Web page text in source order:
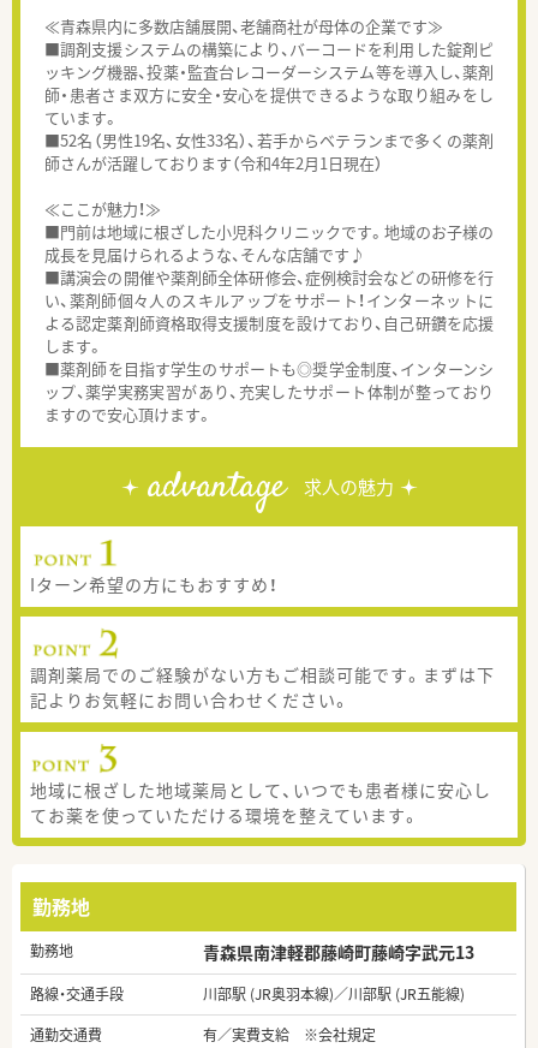
≪青森県内に多数店舗展開、老舗商社が母体の企業です≫
■調剤支援システムの構築により、バーコードを利用した錠剤ピ
ッキング機器、投薬・監査台レコーダーシステム等を導入し、薬剤
師・患者さま双方に安全・安心を提供できるような取り組みをし
ています。
■52名（男性19名、女性33名）、若手からベテランまで多くの薬剤
師さんが活躍しております（令和4年2月1日現在）
≪ここが魅力！≫
■門前は地域に根ざした小児科クリニックです。地域のお子様の
成長を見届けられるような、そんな店舗です♪
■講演会の開催や薬剤師全体研修会、症例検討会などの研修を行
い、薬剤師個々人のスキルアップをサポート！インターネットに
よる認定薬剤師資格取得支援制度を設けており、自己研鑽を応援
します。
■薬剤師を目指す学生のサポートも◎奨学金制度、インターンシ
ップ、薬学実務実習があり、充実したサポート体制が整っており
ますので安心頂けます。
advantage 求人の魅力
Iターン希望の方にもおすすめ！
調剤薬局でのご経験がない方もご相談可能です。まずは下
記よりお気軽にお問い合わせください。
地域に根ざした地域薬局として、いつでも患者様に安心し
てお薬を使っていただける環境を整えています。
勤務地
勤務地 青森県南津軽郡藤崎町藤崎字武元13
路線・交通手段
川部駅 (JR奥羽本線)／川部駅 (JR五能線)
通勤交通費
有／実費支給 ※会社規定